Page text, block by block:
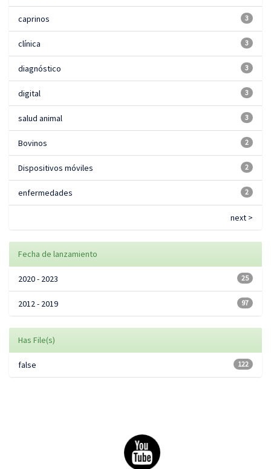
3
caprinos
3
clínica
3
diagnóstico
3
digital
3
salud animal
2
Bovinos
2
Dispositivos móviles
2
enfermedades
next >
Fecha de lanzamiento
25
2020 - 2023
97
2012 - 2019
Has File(s)
122
false